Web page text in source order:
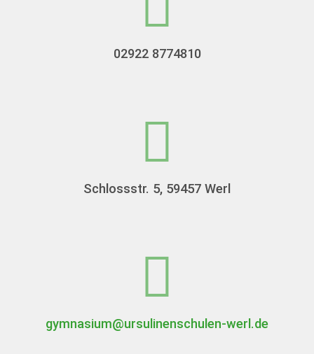
02922 8774810
Schlossstr. 5, 59457 Werl
gymnasium@ursulinenschulen-werl.de